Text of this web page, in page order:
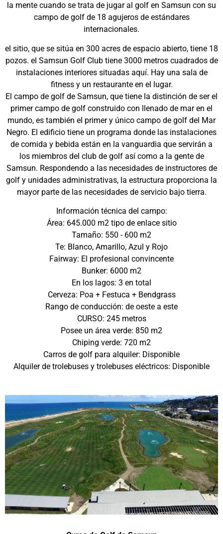
la mente cuando se trata de jugar al golf en Samsun con su
campo de golf de 18 agujeros de estándares
internacionales.
el sitio, que se sitúa en 300 acres de espacio abierto, tiene 18
pozos. el Samsun Golf Club tiene 3000 metros cuadrados de
instalaciones interiores situadas aquí. Hay una sala de
fitness y un restaurante en el lugar.
El campo de golf de Samsun, que tiene la distinción de ser el
primer campo de golf construido con llenado de mar en el
mundo, es también el primer y único campo de golf del Mar
Negro. El edificio tiene un programa donde las instalaciones
de comida y bebida están en la vanguardia que servirán a
los miembros del club de golf así como a la gente de
Samsun. Respondendo a las necesidades de instructores de
golf y unidades administrativas, la estructura proporciona la
mayor parte de las necesidades de servicio bajo tierra.
Información técnica del campo:
Área: 645.000 m2 tipo de enlace sitio
Tamaño: 550 - 600 m2
Te: Blanco, Amarillo, Azul y Rojo
Fairway: El profesional convincente
Bunker: 6000 m2
En los lagos: 3 en total
Cerveza: Poa + Festuca + Bendgrass
Rango de conducción: de oeste a este
CURSO: 245 metros
Posee un área verde: 850 m2
Chiping verde: 720 m2
Carros de golf para alquiler: Disponible
Alquiler de trolebuses y trolebuses eléctricos: Disponible